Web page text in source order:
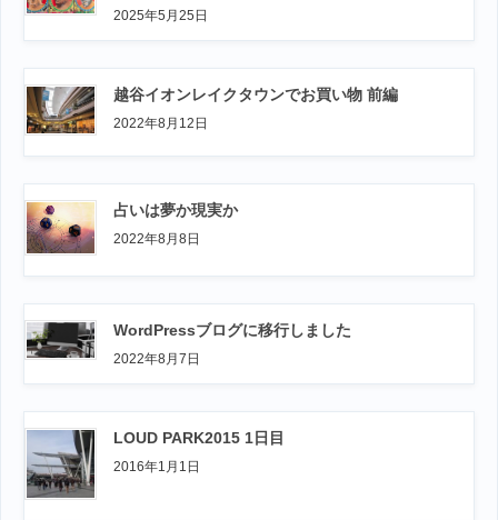
り
2025年5月25日
越谷イオンレイクタウンでお買い物 前編
2022年8月12日
占いは夢か現実か
2022年8月8日
WordPressブログに移行しました
2022年8月7日
LOUD PARK2015 1日目
2016年1月1日